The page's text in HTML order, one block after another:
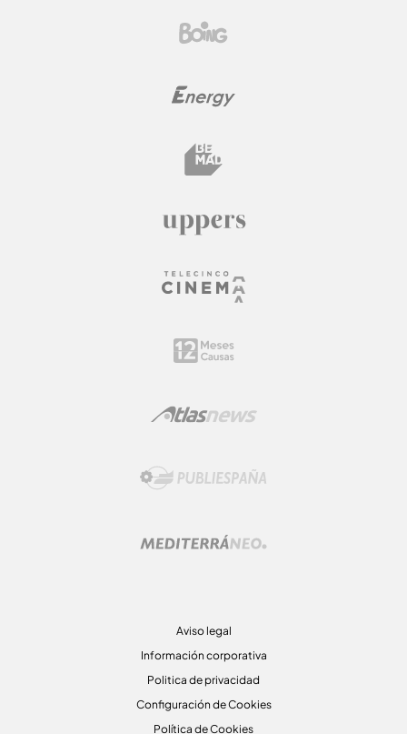
Aviso legal
Información corporativa
Politica de privacidad
Configuración de Cookies
Política de Cookies